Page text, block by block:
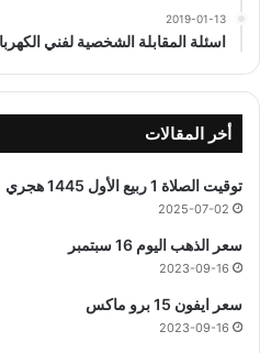
2019-01-13
اسئلة المقابلة الشخصية لفني
أخر المقالات
توقيت الصلاة 1 ربيع الأول 1445 هجري
2025-07-02
سعر الذهب اليوم 16 سبتمبر
2023-09-16
سعر ايفون 15 برو ماكس
2023-09-16